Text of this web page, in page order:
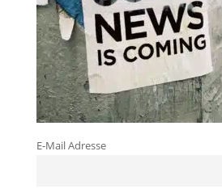
E-Mail Adresse